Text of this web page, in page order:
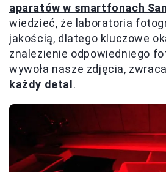
aparatów w smartfonach
wiedzieć, że laboratoria
jakością, dlatego kluczowe
znalezienie odpowiedniego
wywoła nasze zdjęcia,
każdy detal .